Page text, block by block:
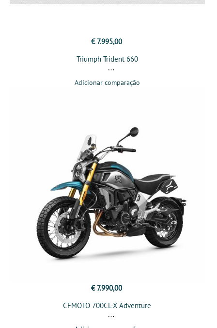
€ 7.995,00
Triumph Trident 660
Adicionar comparação
€ 7.990,00
CFMOTO 700CL-X Adventure